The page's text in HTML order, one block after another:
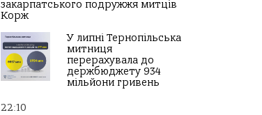
закарпатського подружжя митців
Корж
У липні Тернопільська
митниця
перерахувала до
держбюджету 934
мільйони гривень
22:10